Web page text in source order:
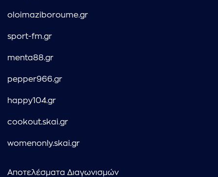
oloimaziboroume.gr
sport-fm.gr
menta88.gr
pepper966.gr
happy104.gr
cookout.skai.gr
womenonly.skai.gr
Αποτελέσματα Διαγωνισμών